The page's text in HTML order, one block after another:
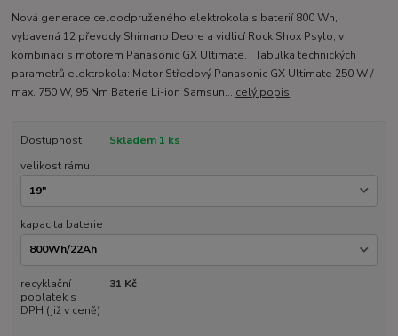
Nová generace celoodpruženého elektrokola s baterií 800 Wh,
vybavená 12 převody Shimano Deore a vidlicí Rock Shox Psylo, v
kombinaci s motorem Panasonic GX Ultimate. Tabulka technických
parametrů elektrokola: Motor Středový Panasonic GX Ultimate 250 W /
max. 750 W, 95 Nm Baterie Li-ion Samsun... celý popis
Dostupnost
Skladem 1 ks
velikost rámu
kapacita baterie
recyklační
poplatek s
DPH (již v ceně)
31 Kč